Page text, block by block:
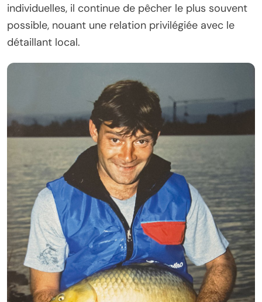
individuelles, il continue de pêcher le plus souvent
possible, nouant une relation privilégiée avec le
détaillant local.